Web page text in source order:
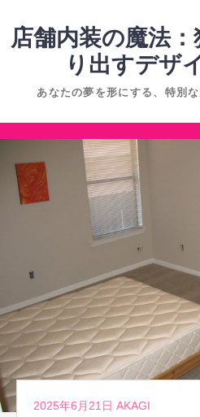
へ
ス
店舗内装の魔法
り出すデザ
あなたの夢を形にする、特別
コ
ン
テ
ン
ッ
プ
2025年6月21日 AKAGI